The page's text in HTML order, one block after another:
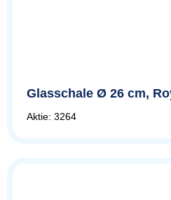
Glasschale Ø 26 cm,
Aktie: 3264